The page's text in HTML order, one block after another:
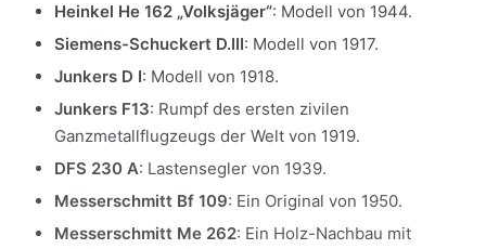
Heinkel He 162 „Volksjäger“: Modell von 1944.
Siemens-Schuckert D.III: Modell von 1917.
Junkers D I: Modell von 1918.
Junkers F13: Rumpf des ersten zivilen
Ganzmetallflugzeugs der Welt von 1919.
DFS 230 A: Lastensegler von 1939.
Messerschmitt Bf 109: Ein Original von 1950.
Messerschmitt Me 262: Ein Holz-Nachbau mit